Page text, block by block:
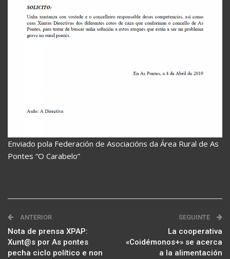
Enviado pola Federación de Asociacións da Área Rural de As
Pontes “O Carabelo”
ANTERIOR
Nota de prensa XPAP:
Xunt@s por As pontes
pecha ciclo político e non
SEGUINTE
La cooperativa
«Coidémonos+» se acerca
a la alimentación